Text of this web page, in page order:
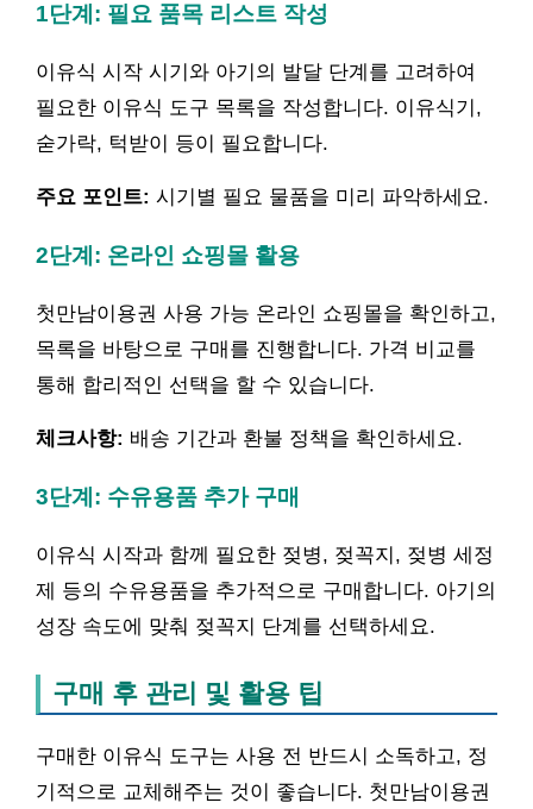
1단계: 필요 품목 리스트 작성
이유식 시작 시기와 아기의 발달 단계를 고려하여
필요한 이유식 도구 목록을 작성합니다. 이유식기,
숟가락, 턱받이 등이 필요합니다.
주요 포인트: 시기별 필요 물품을 미리 파악하세요.
2단계: 온라인 쇼핑몰 활용
첫만남이용권 사용 가능 온라인 쇼핑몰을 확인하고,
목록을 바탕으로 구매를 진행합니다. 가격 비교를
통해 합리적인 선택을 할 수 있습니다.
체크사항: 배송 기간과 환불 정책을 확인하세요.
3단계: 수유용품 추가 구매
이유식 시작과 함께 필요한 젖병, 젖꼭지, 젖병 세정
제 등의 수유용품을 추가적으로 구매합니다. 아기의
성장 속도에 맞춰 젖꼭지 단계를 선택하세요.
구매 후 관리 및 활용 팁
구매한 이유식 도구는 사용 전 반드시 소독하고, 정
기적으로 교체해주는 것이 좋습니다. 첫만남이용권